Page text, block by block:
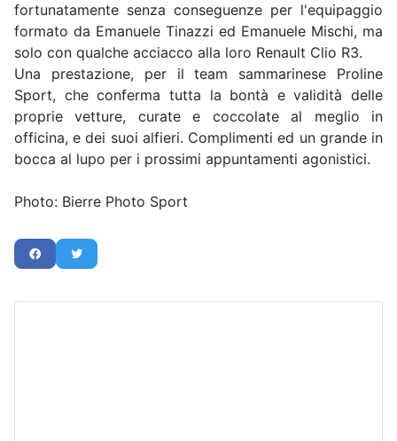
fortunatamente senza conseguenze per l'equipaggio
formato da Emanuele Tinazzi ed Emanuele Mischi, ma
solo con qualche acciacco alla loro Renault Clio R3.
Una prestazione, per il team sammarinese Proline
Sport, che conferma tutta la bontà e validità delle
proprie vetture, curate e coccolate al meglio in
officina, e dei suoi alfieri. Complimenti ed un grande in
bocca al lupo per i prossimi appuntamenti agonistici.
Photo: Bierre Photo Sport